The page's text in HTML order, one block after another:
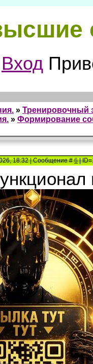
Вход
» Тренировочный
» Формирование
18:32 | Сообщение #6|